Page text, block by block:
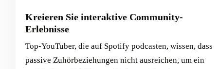
Kreieren Sie interaktive Community-
Erlebnisse
Top-YouTuber, die auf Spotify podcasten, wissen, dass
passive Zuhörbeziehungen nicht ausreichen, um ein